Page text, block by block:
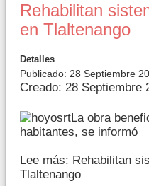
Rehabilitan
en Tlaltenango
Detalles
Publicado: 28 Septiembre
Creado: 28 Septiembre
La obra
habitantes, se informó
Lee más: Rehabilitan
Tlaltenango